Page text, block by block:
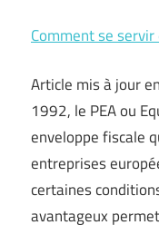
Comment se servir
Article mis à jour
1992, le PEA ou
enveloppe fiscale
entreprises
certaines
avantageux